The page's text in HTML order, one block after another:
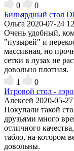
0
0
Бильярдный стол
Ольга 2020-07-24
Очень удобный,
"пузырей" и
массивная, но
сетки в лузах не
довольно плотная.
1
0
Игровой стол -
Алексей 2020-05-
Покупали такой
друзьями много
отличного
табло, на котором
довольны.